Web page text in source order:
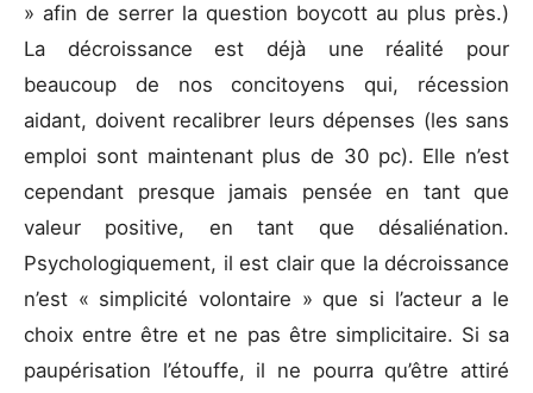
» afin de serrer la question boycott au plus près.)
La décroissance est déjà une réalité pour
beaucoup de nos concitoyens qui, récession
aidant, doivent recalibrer leurs dépenses (les sans
emploi sont maintenant plus de 30 pc). Elle n’est
cependant presque jamais pensée en tant que
valeur positive, en tant que désaliénation.
Psychologiquement, il est clair que la décroissance
n’est « simplicité volontaire » que si l’acteur a le
choix entre être et ne pas être simplicitaire. Si sa
paupérisation l’étouffe, il ne pourra qu’être attiré